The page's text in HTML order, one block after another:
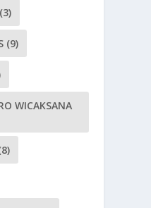
(3)
(9)
WICAKSANA